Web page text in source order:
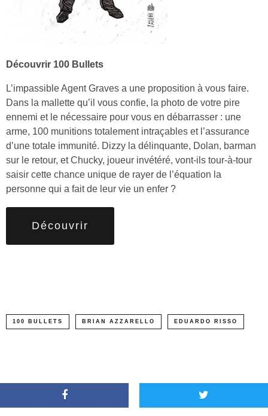
Découvrir 100 Bullets
L’impassible Agent Graves a une proposition à vous faire.
Dans la mallette qu’il vous confie, la photo de votre pire
ennemi et le nécessaire pour vous en débarrasser : une
arme, 100 munitions totalement intraçables et l’assurance
d’une totale immunité. Dizzy la délinquante, Dolan, barman
sur le retour, et Chucky, joueur invétéré, vont-ils tour-à-tour
saisir cette chance unique de rayer de l’équation la
personne qui a fait de leur vie un enfer ?
Découvrir
100 BULLETS BRIAN AZZARELLO EDUARDO RISSO